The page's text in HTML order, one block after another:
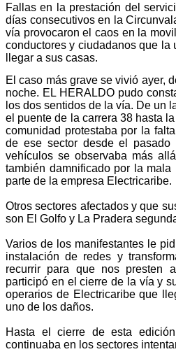
Fallas en la prestación del
días consecutivos en la
vía provocaron el caos en la
conductores y ciudadanos que la
llegar a sus casas.
El caso más grave se vivió ayer,
noche. EL HERALDO pudo
los dos sentidos de la vía. De un
el puente de la carrera 38 hasta
comunidad protestaba por la
de ese sector desde el
vehículos se observaba más
también damnificado por la
parte de la empresa Electricaribe.
Otros sectores afectados y que
son El Golfo y La Pradera
Varios de los manifestantes le
instalación de redes y
recurrir para que nos presten
participó en el cierre de la vía y
operarios de Electricaribe que
uno de los daños.
Hasta el cierre de esta
continuaba en los sectores